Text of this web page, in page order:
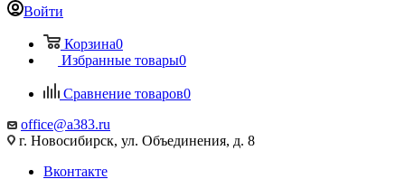
Войти
Корзина0
Избранные товары0
Сравнение товаров0
office@a383.ru
г. Новосибирск, ул. Объединения, д. 8
Вконтакте